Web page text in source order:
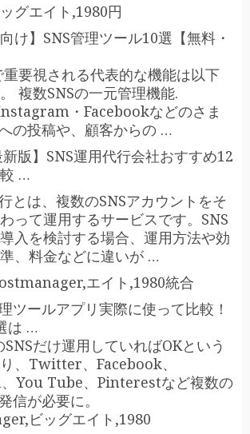
グエイト,1980円
向け】SNS管理ツール10選【無料・
重要視される代表的な機能は以下
複数SNSの一元管理機能.
・Facebookなどのさま
の投稿や、顧客からの …
新版】SNS運用代行会社おすすめ12
…
とは、複数のSNSアカウントをそ
って運用するサービスです。SNS
入を検討する場合、運用方法や効
、料金などに違いが …
エイト,1980統合
ツールアプリ実際に使って比較！
は …
だけ運用していればOKという
、Twitter、Facebook、
You Tube、Pinterestなど複数の
信が必要に。
ビッグエイト,1980